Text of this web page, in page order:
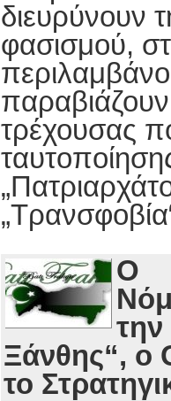
διευρύνουν
φασισμού,
τρέχουσας
Ο
Ξάνθης“, ο
το